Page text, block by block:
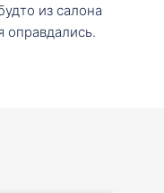
из салона
оправдались.